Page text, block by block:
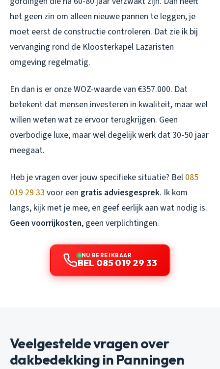
het geen zin om alleen nieuwe pannen te leggen, je
moet eerst de constructie controleren. Dat zie ik bij
vervanging rond de Kloosterkapel Lazaristen
omgeving regelmatig.
En dan is er onze WOZ-waarde van €357.000. Dat
betekent dat mensen investeren in kwaliteit, maar wel
willen weten wat ze ervoor terugkrijgen. Geen
overbodige luxe, maar wel degelijk werk dat 30-50 jaar
meegaat.
Heb je vragen over jouw specifieke situatie? Bel 085
019 29 33 voor een gratis adviesgesprek. Ik kom
langs, kijk met je mee, en geef eerlijk aan wat nodig is.
Geen voorrijkosten, geen verplichtingen.
NU BEREIKBAAR
BEL 085 019 29 33
Veelgestelde vragen over
dakbedekking in Panningen